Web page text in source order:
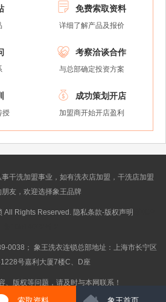
 免费索取资料
详细了解产品及报价
 考察洽谈合作
与总部确定投资方案
授
 成功策划开店
加盟商开始开店盈利
干洗加盟事业，如有洗衣店加盟，干洗店加盟
朋友，欢迎选择象王品牌
All Rights Reserved. 隐私条款-版权声明
0038； 象王洗衣连锁总部地址：上海市长宁区
号嘉利大厦7楼C、D座
、版权等问题，请及时与本网联系！